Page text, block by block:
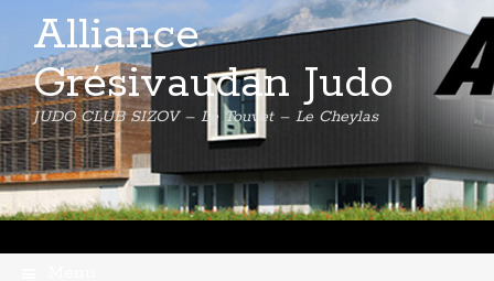
Alliance
Grésivaudan Judo
JUDO CLUB SIZOV – Le Touvet – Le Cheylas